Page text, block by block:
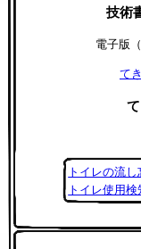
技術
電子版
て
トイレの流
トイレ使用